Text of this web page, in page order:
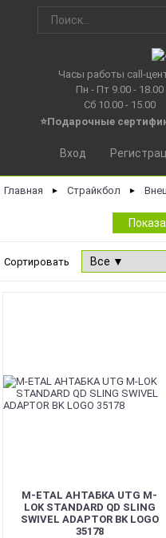
Часы работы call-
Пн - Пт 9.00 - 18.00
Сб 10.00 - 15.00
⭐Подарочные
Вход
Главная ► Страйкбол ►
Сортировать
M-ETAL АНТАБКА UTG M-
LOK STANDARD QD SLING
SWIVEL ADAPTOR BK LOGO
35178